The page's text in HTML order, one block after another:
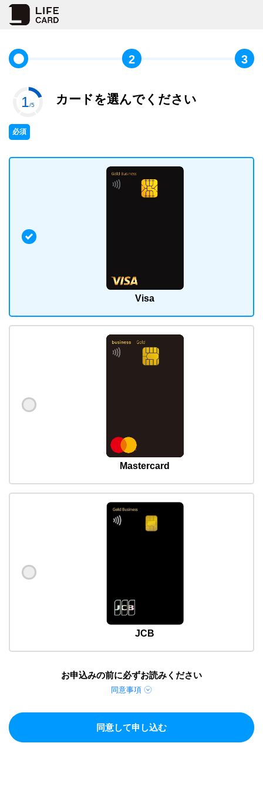
2 3
1/5 カードを選んでください
必須
Visa
Mastercard
JCB
お申込みの前に必ずお読みください
同意事項
同意して申し込む